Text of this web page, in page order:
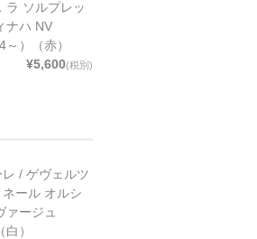
ラ ソルプレッ
ナハ NV
～）（赤）
¥5,600(税別)
レ / ゲヴェルツ
ネール オルシ
ァージュ
）